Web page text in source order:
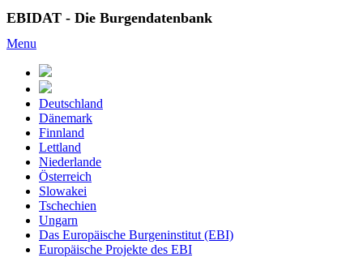
EBIDAT - Die Burgendatenbank
Menu
Deutschland
Dänemark
Finnland
Lettland
Niederlande
Österreich
Slowakei
Tschechien
Ungarn
Das Europäische Burgeninstitut (EBI)
Europäische Projekte des EBI